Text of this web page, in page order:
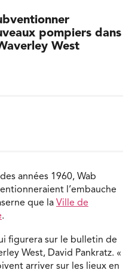
pompiers dans
West
années 1960, Wab
l’embauche
que la Ville de
.
figurera sur le bulletin de
West, David Pankratz. «
arriver sur les lieux en